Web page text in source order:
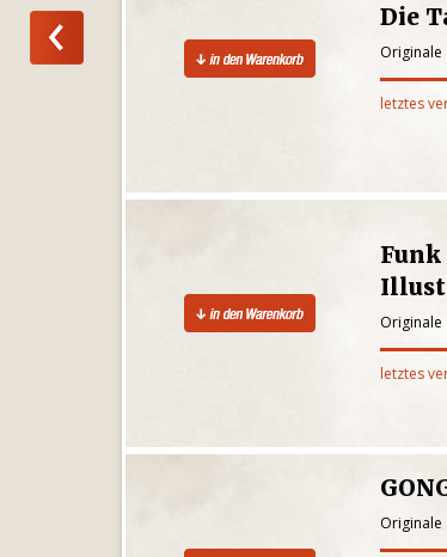
Die
Originale
letztes
Funk
Originale
letztes
Originale